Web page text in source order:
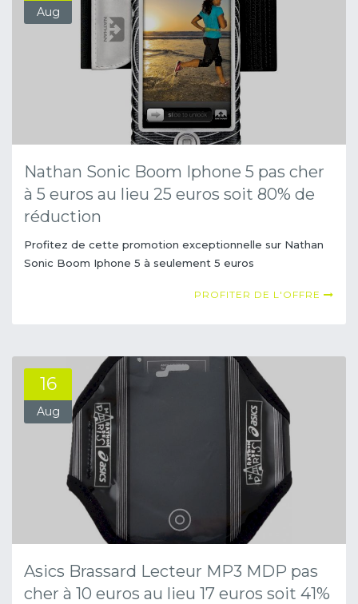
Aug
Nathan Sonic Boom Iphone 5 pas cher
à 5 euros au lieu 25 euros soit 80% de
réduction
Profitez de cette promotion exceptionnelle sur Nathan
Sonic Boom Iphone 5 à seulement 5 euros
PROFITER DE L'OFFRE
16
Aug
Asics Brassard Lecteur MP3 MDP pas
cher à 10 euros au lieu 17 euros soit 41%